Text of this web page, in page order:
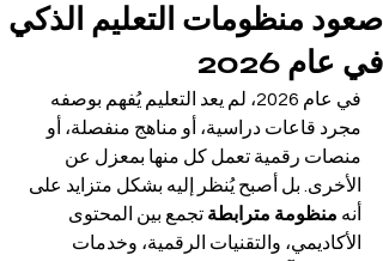
صعود منظومات التعليم الذكي
في عام 2026
في عام 2026، لم يعد التعليم يُفهم بوصفه
مجرد قاعات دراسية، أو مناهج منفصلة، أو
منصات رقمية تعمل كل منها بمعزل عن
الأخرى. بل أصبح يُنظر إليه بشكل متزايد على
أنه منظومة مترابطة تجمع بين المحتوى
الأكاديمي، والتقنيات الرقمية، وخدمات